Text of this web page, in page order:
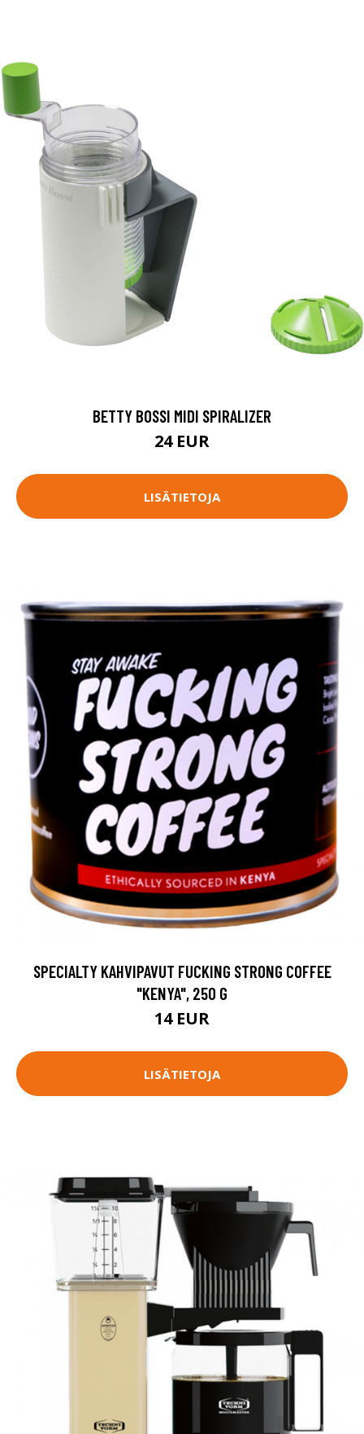
BETTY BOSSI MIDI SPIRALIZER
24 EUR
LISÄTIETOJA
SPECIALTY KAHVIPAVUT FUCKING STRONG COFFEE
"KENYA", 250 G
14 EUR
LISÄTIETOJA